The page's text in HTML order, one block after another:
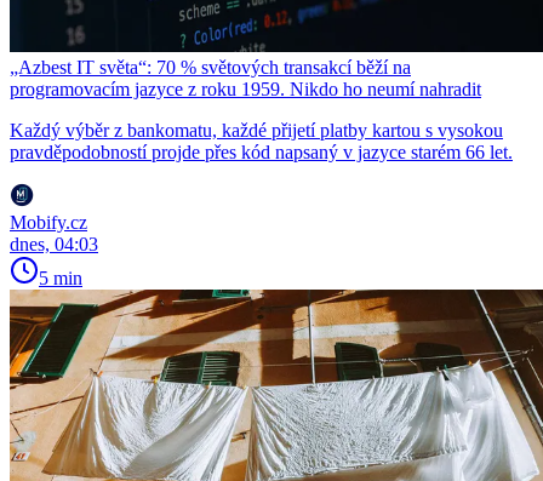
„Azbest IT světa“: 70 % světových transakcí běží na
programovacím jazyce z roku 1959. Nikdo ho neumí nahradit
Každý výběr z bankomatu, každé přijetí platby kartou s vysokou
pravděpodobností projde přes kód napsaný v jazyce starém 66 let.
Mobify.cz
dnes, 04:03
5 min